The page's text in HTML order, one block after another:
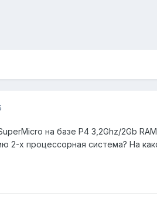
на базе P4 3,2Ghz/2Gb
2-х процессорная система? На